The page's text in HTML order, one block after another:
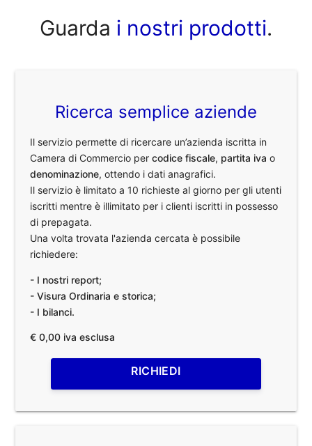
Guarda i nostri prodotti.
Ricerca semplice aziende
Il servizio permette di ricercare un’azienda iscritta in
Camera di Commercio percodice fiscale, partita iva o
denominazione, ottendo i dati anagrafici.
Il servizio è limitato a 10 richieste al giorno per gli utenti
iscritti mentre è illimitato per i clienti iscritti in possesso
di prepagata.
Una volta trovata l'azienda cercata è possibile
richiedere:
- I nostri report;
- Visura Ordinaria e storica;
- I bilanci.
€ 0,00 iva esclusa
RICHIEDI